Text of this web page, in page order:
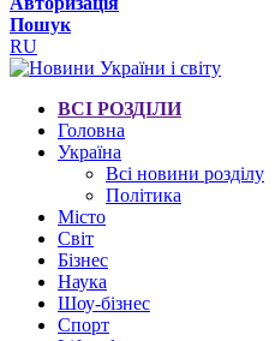
Пошук
RU
ВСІ РОЗДІЛИ
Головна
Україна
Всі новини розділу
Політика
Місто
Світ
Бізнес
Наука
Шоу-бізнес
Спорт